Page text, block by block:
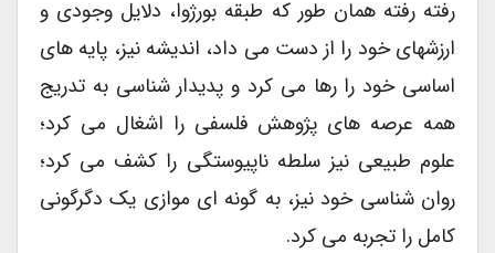
رفته رفته همان طور که طبقه بورژوا، دلایل وجودی و
ارزشهای خود را از دست می داد، اندیشه نیز، پایه های
اساسی خود را رها می کرد و پدیدار شناسی به تدریج
همه عرصه های پژوهش فلسفی را اشغال می کرد؛
علوم طبیعی نیز سلطه ناپیوستگی را کشف می کرد؛
روان شناسی خود نیز، به گونه ای موازی یک دگرگونی
کامل را تجربه می کرد.